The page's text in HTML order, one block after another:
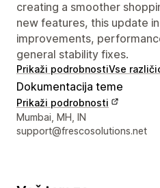
creating a smoother
new features, this update
improvements,
general stability fixes.
Prikaži podrobnostiVse
Dokumentacija teme
Prikaži podrobnosti
Podatki za stik z
Mumbai, MH, IN
support@frescosolutions.net